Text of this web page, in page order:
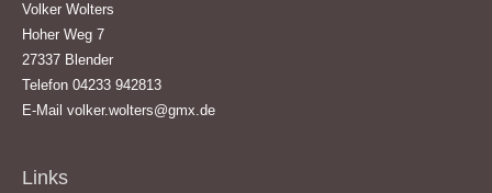
Volker Wolters
Hoher Weg 7
27337 Blender
Telefon 04233 942813
E-Mail volker.wolters@gmx.de
Links